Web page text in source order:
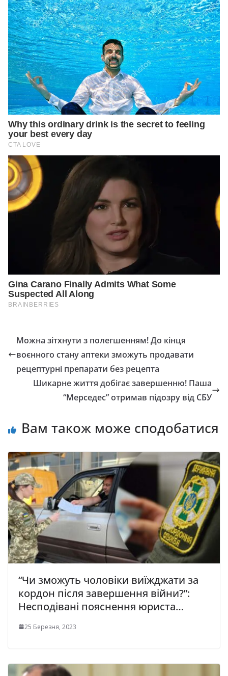
Можна зітхнути з полегшенням! До кінця
воєнного стану аптеки зможуть продавати
рецептурні препарати без рецепта
Шикарне життя добігає завершенню! Паша
“Мерседес” отримав підозру від СБУ
Вам також може сподобатися
“Чи зможуть чоловіки виїжджати за
кордон після завершення війни?”:
Несподівані пояснення юриста…
25 Березня, 2023